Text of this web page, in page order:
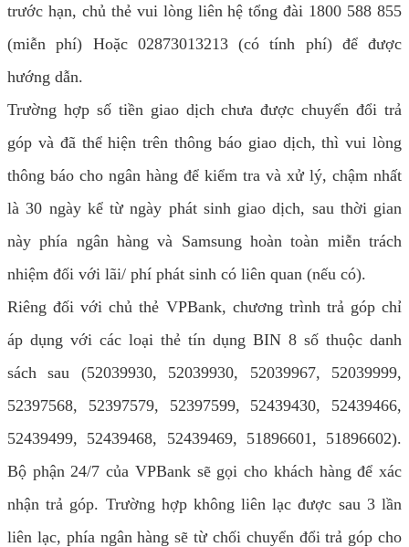
trước hạn, chủ thẻ vui lòng liên hệ tổng đài 1800 588 855
(miễn phí) Hoặc 02873013213 (có tính phí) để được
hướng dẫn.
Trường hợp số tiền giao dịch chưa được chuyển đổi trả
góp và đã thể hiện trên thông báo giao dịch, thì vui lòng
thông báo cho ngân hàng để kiểm tra và xử lý, chậm nhất
là 30 ngày kể từ ngày phát sinh giao dịch, sau thời gian
này phía ngân hàng và Samsung hoàn toàn miễn trách
nhiệm đối với lãi/ phí phát sinh có liên quan (nếu có).
Riêng đối với chủ thẻ VPBank, chương trình trả góp chỉ
áp dụng với các loại thẻ tín dụng BIN 8 số thuộc danh
sách sau (52039930, 52039930, 52039967, 52039999,
52397568, 52397579, 52397599, 52439430, 52439466,
52439499, 52439468, 52439469, 51896601, 51896602).
Bộ phận 24/7 của VPBank sẽ gọi cho khách hàng để xác
nhận trả góp. Trường hợp không liên lạc được sau 3 lần
liên lạc, phía ngân hàng sẽ từ chối chuyển đổi trả góp cho